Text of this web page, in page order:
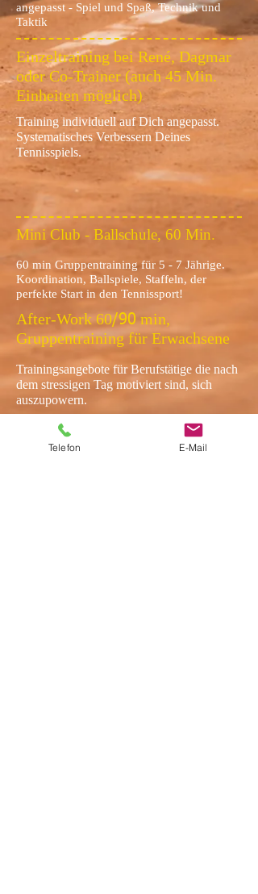
angepasst - Spiel und Spaß, Technik und
Taktik
Einzeltraining bei René, Dagmar
oder Co-Trainer (auch 45 Min.
Einheiten möglich)
Training individuell auf Dich angepasst.
Systematisches Verbessern Deines
Tennisspiels.
Mini Club - Ballschule, 60 Min.
60 min Gruppentraining für 5 - 7 Jährige.
Koordination, Ballspiele, Staffeln, der
perfekte Start in den Tennissport!
After-Work 60/90 min,
Gruppentraining für Erwachsene
Trainingsangebote für Berufstätige die nach
dem stressigen Tag motiviert sind, sich
auszupowern.
Cardio-Tennis
Telefon E-Mail